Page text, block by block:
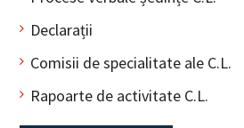
Declarații
Comisii de specialitate ale C.L.
Rapoarte de activitate C.L.